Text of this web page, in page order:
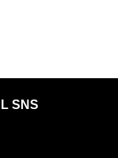
SNS